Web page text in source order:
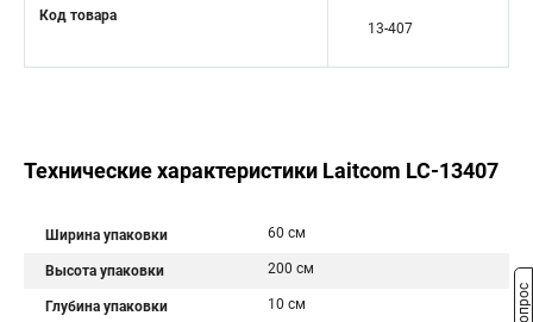
Код товара
13-407
Технические характеристики Laitcom LC-13407
Ширина упаковки 60 см
Высота упаковки 200 см
Глубина упаковки 10 см